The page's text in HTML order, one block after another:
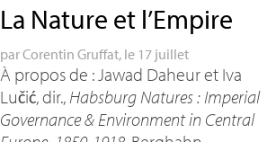
La Nature et l’Empire
parCorentin Gruffat, le 17 juillet
À propos de : Jawad Daheur et Iva
Lučić, dir., Habsburg Natures : Imperial
Governance & Environment in Central